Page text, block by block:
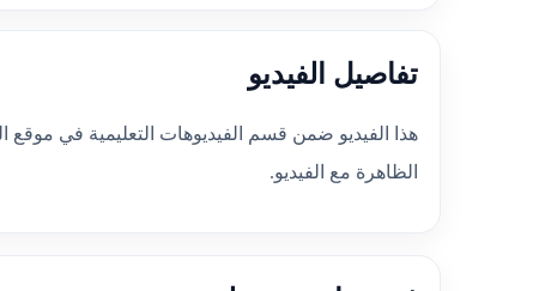
تفاصيل الفيديو
هذا الفيديو ضمن قسم الفيديوهات التعليمية في
الظاهرة مع الفيديو.